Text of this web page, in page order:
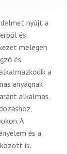
nyújt a
és
melegen
és
a
anyagnak
alkalmas.
A
és a
is.